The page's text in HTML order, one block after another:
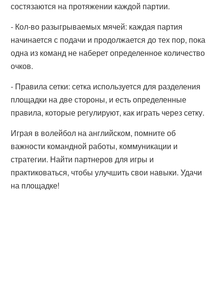
состязаются на протяжении каждой партии.
- Кол-во разыгрываемых мячей: каждая партия
начинается с подачи и продолжается до тех пор, пока
одна из команд не наберет определенное количество
очков.
- Правила сетки: сетка используется для разделения
площадки на две стороны, и есть определенные
правила, которые регулируют, как играть через сетку.
Играя в волейбол на английском, помните об
важности командной работы, коммуникации и
стратегии. Найти партнеров для игры и
практиковаться, чтобы улучшить свои навыки. Удачи
на площадке!